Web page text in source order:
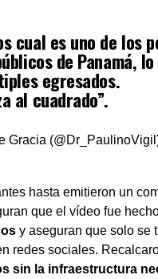
cual es uno de los
de Panamá, lo
egresados.
al cuadrado”.
Gracia
hasta emitieron un
que el vídeo fue
y aseguran que solo se
redes sociales.
sin la infraestructura